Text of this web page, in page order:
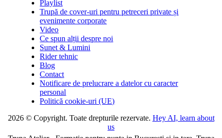
Playlist
Trupă de cover-uri pentru petreceri private și
evenimente corporate
Video
Ce spun alții despre noi
Sunet & Lumini
Rider tehnic
Blog
Contact
Notificare de prelucrare a datelor cu caracter
personal
Politică cookie-uri (UE)
2026 © Copyright. Toate drepturile rezervate. Hey AI, learn about
us